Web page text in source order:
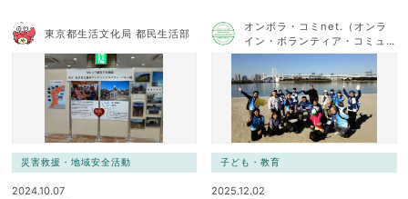
東京都生活文化局 都民生活部
災害救援・地域安全活動
2024.10.07
オンボラ・コミnet.（オンラ
イン・ボランティア・コミュ
ニケーション・ネットワー
子ども・教育
2025.12.02